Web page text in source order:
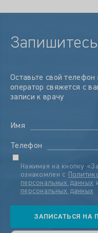
Оставьте свой телефон
оператор свяжется с
записи к врачу
Имя
Телефон
Нажимая на кнопку
ознакомлен с
персональных данных
персональных данных